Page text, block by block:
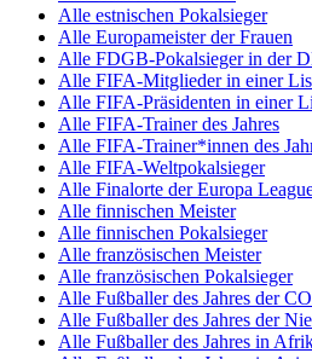
Alle estnischen Pokalsieger
Alle Europameister der Frauen
Alle FDGB-Pokalsieger in der
Alle FIFA-Mitglieder in einer
Alle FIFA-Präsidenten in einer
Alle FIFA-Trainer des Jahres
Alle FIFA-Trainer*innen des
Alle FIFA-Weltpokalsieger
Alle Finalorte der Europa
Alle finnischen Meister
Alle finnischen Pokalsieger
Alle französischen Meister
Alle französischen Pokalsieger
Alle Fußballer des Jahres der
Alle Fußballer des Jahres der
Alle Fußballer des Jahres in